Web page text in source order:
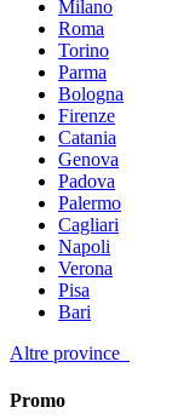
Milano
Roma
Torino
Parma
Bologna
Firenze
Catania
Genova
Padova
Palermo
Cagliari
Napoli
Verona
Pisa
Bari
Altre province
Promo